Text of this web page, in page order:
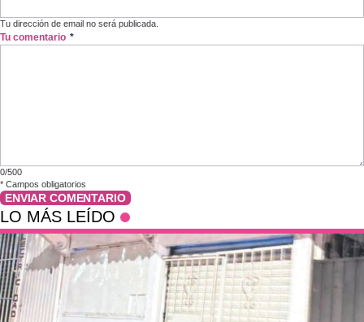
Tu dirección de email no será publicada.
Tu comentario *
0/500
* Campos obligatorios
ENVIAR COMENTARIO
LO MÁS LEÍDO